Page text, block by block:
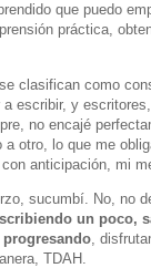
que puedo
práctica,
clasifican como
escribir, y
no encajé
a otro, lo que me
anticipación, mi
sucumbí. No, no
un poco,
progresando,
TDAH.